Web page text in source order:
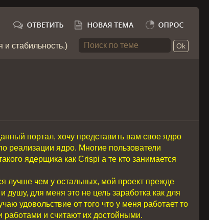
стабильность.)
портал, хочу представить вам свое ядро
реализации ядро. Многие пользователи
ядерщика как Crispi а те кто занимается
лучше чем у остальных, мой проект прежде
душу, для меня это не цель заработка как для
удовольствие от того что у меня работает то
работами и считают их достойными.